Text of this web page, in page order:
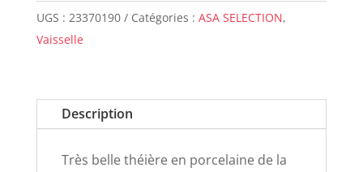
Théière
JAPANDI
UGS : 23370190 Catégories : ASA SELECTION,
Vaisselle
Description
Très belle théière en porcelaine de la